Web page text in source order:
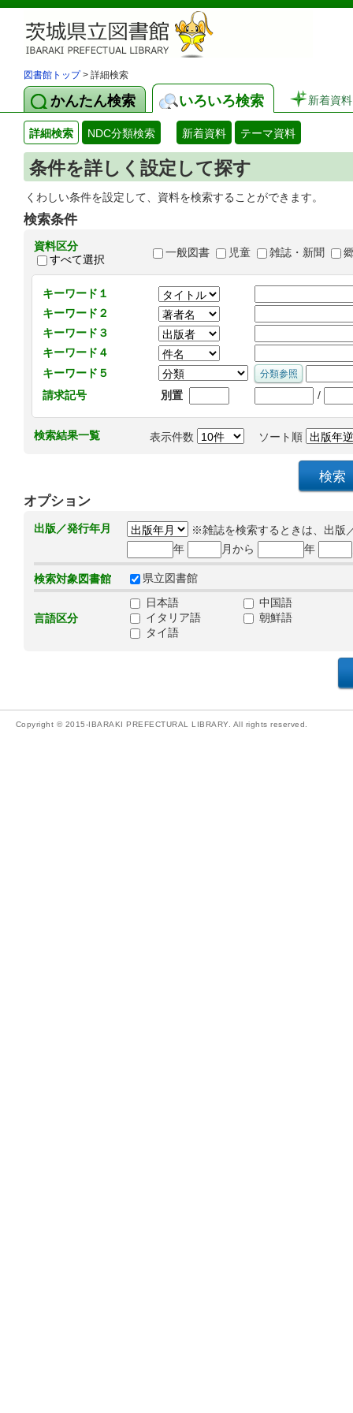
図書館トップ> 詳細検索
かんたん検索 いろいろ検索 新着資料
詳細検索 NDC分類検索 新着資料 テーマ資料
条件を詳しく設定して探す
くわしい条件を設定して、資料を検索することができます。
検索条件
資料区分
すべて選択
一般図書 児童 雑誌・新聞
キーワード１
キーワード２
キーワード３
キーワード４
キーワード５
請求記号
別置 /
検索結果一覧 表示件数 ソート順
オプション
出版／発行年月
※雑誌を検索するときは、出版
年
月から 年
検索対象図書館 県立図書館
言語区分
日本語
中国語
イタリア語
朝鮮語
タイ語
Copyright © 2015-IBARAKI PREFECTURAL LIBRARY. All rights reserved.